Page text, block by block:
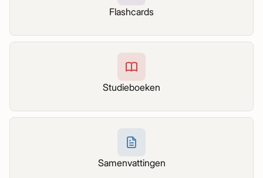
Flashcards
Studieboeken
Samenvattingen